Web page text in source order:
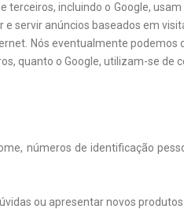
incluindo o Google,
servir anúncios baseados em
Nós eventualmente podemos
quanto o Google, utilizam-se de
números de identificação
ou apresentar novos produtos